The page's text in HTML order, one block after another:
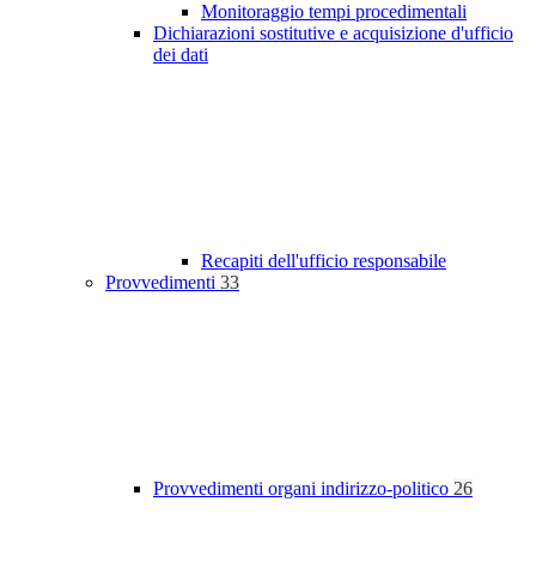
Monitoraggio tempi procedimentali
Dichiarazioni sostitutive e acquisizione d'ufficio
dei dati
Recapiti dell'ufficio responsabile
Provvedimenti 33
Provvedimenti organi indirizzo-politico 26